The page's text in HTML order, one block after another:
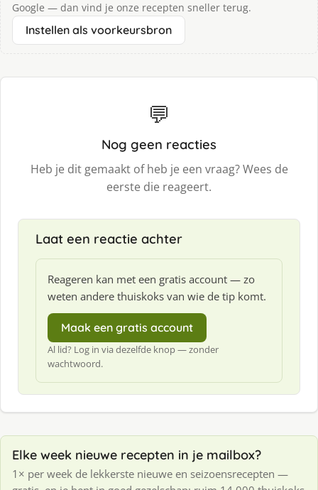
Google — dan vind je onze recepten sneller terug.
Instellen als voorkeursbron
💬
Nog geen reacties
Heb je dit gemaakt of heb je een vraag? Wees de
eerste die reageert.
Laat een reactie achter
Reageren kan met een gratis account — zo
weten andere thuiskoks van wie de tip komt.
Maak een gratis account
Al lid? Log in via dezelfde knop — zonder
wachtwoord.
Elke week nieuwe recepten in je mailbox?
1× per week de lekkerste nieuwe en seizoensrecepten —